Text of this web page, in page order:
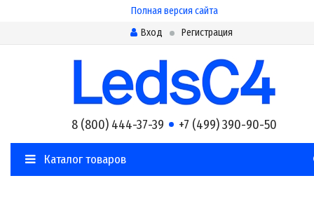
Полная версия сайта
Вход
Регистрация
8 (800) 444-37-39 +7 (499) 390-90-50
Каталог товаров